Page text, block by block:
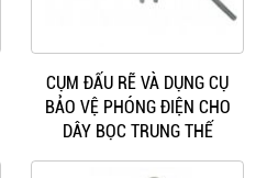
CỤM ĐẤU RẼ VÀ DỤNG CỤ
BẢO VỆ PHÓNG ĐIỆN CHO
DÂY BỌC TRUNG THẾ